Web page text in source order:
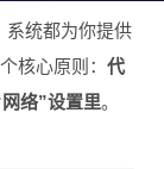
系统都为你提供
核心原则： 代
络”设置里。